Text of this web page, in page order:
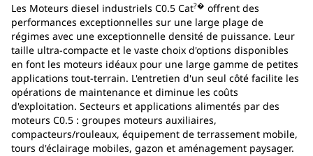
Les Moteurs diesel industriels C0.5 Cat?� offrent des
performances exceptionnelles sur une large plage de
régimes avec une exceptionnelle densité de puissance. Leur
taille ultra-compacte et le vaste choix d'options disponibles
en font les moteurs idéaux pour une large gamme de petites
applications tout-terrain. L'entretien d'un seul côté facilite les
opérations de maintenance et diminue les coûts
d'exploitation. Secteurs et applications alimentés par des
moteurs C0.5 : groupes moteurs auxiliaires,
compacteurs/rouleaux, équipement de terrassement mobile,
tours d'éclairage mobiles, gazon et aménagement paysager.